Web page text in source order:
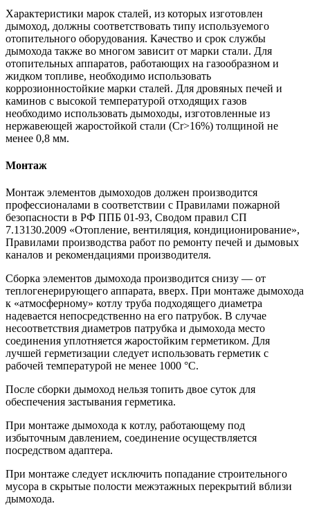
Характеристики марок сталей, из которых изготовлен
дымоход, должны соответствовать типу используемого
отопительного оборудования. Качество и срок службы
дымохода также во многом зависит от марки стали. Для
отопительных аппаратов, работающих на газообразном и
жидком топливе, необходимо использовать
коррозионностойкие марки сталей. Для дровяных печей и
каминов с высокой температурой отходящих газов
необходимо использовать дымоходы, изготовленные из
нержавеющей жаростойкой стали (Cr>16%) толщиной не
менее 0,8 мм.
Монтаж
Монтаж элементов дымоходов должен производится
профессионалами в соответствии с Правилами пожарной
безопасности в РФ ППБ 01-93, Сводом правил СП
7.13130.2009 «Отопление, вентиляция, кондиционирование»,
Правилами производства работ по ремонту печей и дымовых
каналов и рекомендациями производителя.
Сборка элементов дымохода производится снизу — от
теплогенерирующего аппарата, вверх. При монтаже дымохода
к «атмосферному» котлу труба подходящего диаметра
надевается непосредственно на его патрубок. В случае
несоответствия диаметров патрубка и дымохода место
соединения уплотняется жаростойким герметиком. Для
лучшей герметизации следует использовать герметик с
рабочей температурой не менее 1000 °С.
После сборки дымоход нельзя топить двое суток для
обеспечения застывания герметика.
При монтаже дымохода к котлу, работающему под
избыточным давлением, соединение осуществляется
посредством адаптера.
При монтаже следует исключить попадание строительного
мусора в скрытые полости межэтажных перекрытий вблизи
дымохода.